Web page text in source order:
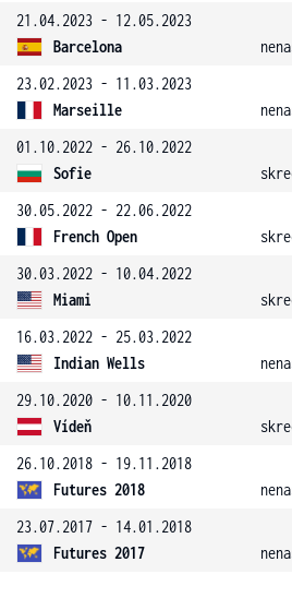
21.04.2023 - 12.05.2023
Barcelona
23.02.2023 - 11.03.2023
Marseille
01.10.2022 - 26.10.2022
Sofie
30.05.2022 - 22.06.2022
French Open
30.03.2022 - 10.04.2022
Miami
16.03.2022 - 25.03.2022
Indian Wells
29.10.2020 - 10.11.2020
Vídeň
26.10.2018 - 19.11.2018
Futures 2018
23.07.2017 - 14.01.2018
Futures 2017